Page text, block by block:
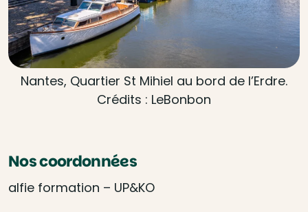
Nantes, Quartier St Mihiel au bord de l’Erdre.
Crédits : LeBonbon
Nos coordonnées
alfie formation – UP&KO